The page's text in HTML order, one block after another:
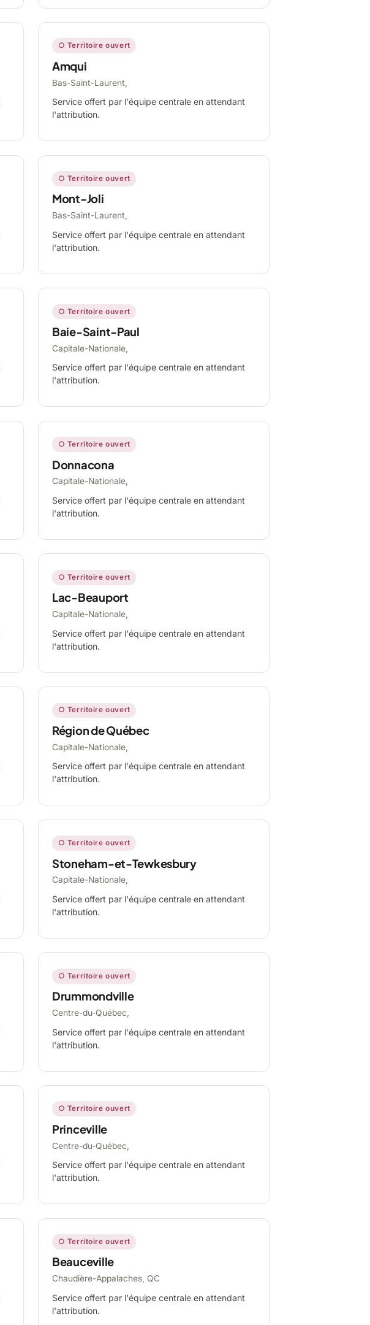
○ Territoire ouvert
Amqui
Bas-Saint-Laurent,
Service offert par l'équipe centrale en attendant
l'attribution.
○ Territoire ouvert
Mont-Joli
Bas-Saint-Laurent,
Service offert par l'équipe centrale en attendant
l'attribution.
○ Territoire ouvert
Baie-Saint-Paul
Capitale-Nationale,
Service offert par l'équipe centrale en attendant
l'attribution.
○ Territoire ouvert
Donnacona
Capitale-Nationale,
Service offert par l'équipe centrale en attendant
l'attribution.
○ Territoire ouvert
Lac-Beauport
Capitale-Nationale,
Service offert par l'équipe centrale en attendant
l'attribution.
○ Territoire ouvert
Région de Québec
Capitale-Nationale,
Service offert par l'équipe centrale en attendant
l'attribution.
○ Territoire ouvert
Stoneham-et-Tewkesbury
Capitale-Nationale,
Service offert par l'équipe centrale en attendant
l'attribution.
○ Territoire ouvert
Drummondville
Centre-du-Québec,
Service offert par l'équipe centrale en attendant
l'attribution.
○ Territoire ouvert
Princeville
Centre-du-Québec,
Service offert par l'équipe centrale en attendant
l'attribution.
○ Territoire ouvert
Beauceville
Chaudière-Appalaches, QC
Service offert par l'équipe centrale en attendant
l'attribution.